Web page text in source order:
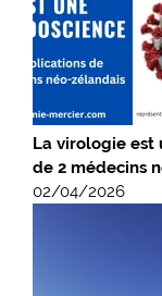
La virologie est
de 2 médecins
02/04/2026